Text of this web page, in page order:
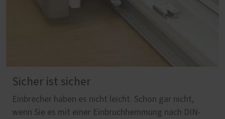
Sicher ist sicher
Einbrecher haben es nicht leicht. Schon gar nicht,
wenn Sie es mit einer Einbruchhemmung nach DIN-